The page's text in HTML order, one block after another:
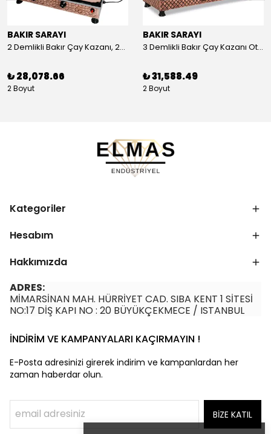
BAKIR SARAYI
2 Demlikli Bakır Çay Kazanı, 25 Litre
₺ 28,078.66
2 Boyut
BAKIR SARAYI
3 Demlikli Bakır Çay Kazanı Otomatik, 30 Litre
₺ 31,588.49
2 Boyut
Kategoriler
Hesabım
Hakkımızda
ADRES:
MİMARSİNAN MAH. HÜRRİYET CAD. SIBA KENT 1 SİTESİ
NO:17 DİŞ KAPI NO : 20 BÜYÜKÇEKMECE / ISTANBUL
İNDİRİM VE KAMPANYALARI KAÇIRMAYIN !
E-Posta adresinizi girerek indirim ve kampanlardan her
zaman haberdar olun.
BİZE KATIL